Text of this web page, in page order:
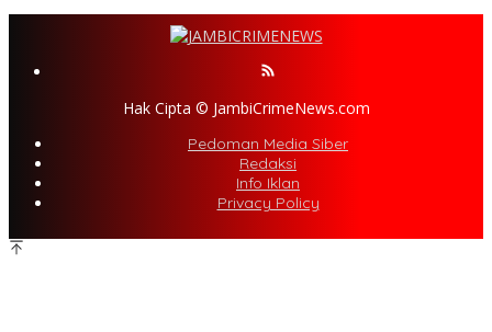
Hak Cipta © JambiCrimeNews.com
Pedoman Media Siber
Redaksi
Info Iklan
Privacy Policy